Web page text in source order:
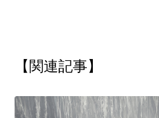
【関連記事】